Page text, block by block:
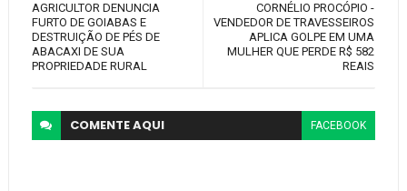
CORNÉLIO PROCÓPIO -
VENDEDOR DE TRAVESSEIROS
APLICA GOLPE EM UMA
MULHER QUE PERDE R$ 582
REAIS
AGRICULTOR DENUNCIA
FURTO DE GOIABAS E
DESTRUIÇÃO DE PÉS DE
ABACAXI DE SUA
PROPRIEDADE RURAL
COMENTEAQUI FACEBOOK